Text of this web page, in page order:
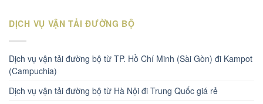
DỊCH VỤ VẬN TẢI ĐƯỜNG BỘ
Dịch vụ vận tải đường bộ từ TP. Hồ Chí Minh (Sài Gòn) đi Kampot
(Campuchia)
Dịch vụ vận tải đường bộ từ Hà Nội đi Trung Quốc giá rẻ